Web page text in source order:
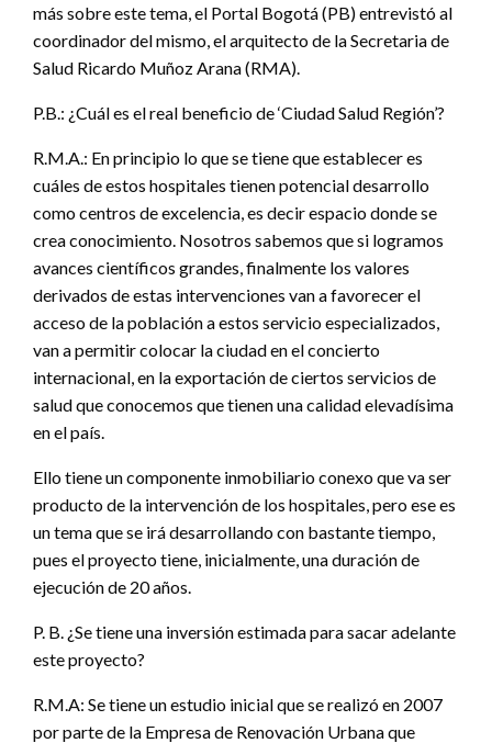
más sobre este tema, el Portal Bogotá (PB) entrevistó al
coordinador del mismo, el arquitecto de la Secretaria de
Salud Ricardo Muñoz Arana (RMA).
P.B.: ¿Cuál es el real beneficio de ‘Ciudad Salud Región’?
R.M.A.: En principio lo que se tiene que establecer es
cuáles de estos hospitales tienen potencial desarrollo
como centros de excelencia, es decir espacio donde se
crea conocimiento. Nosotros sabemos que si logramos
avances científicos grandes, finalmente los valores
derivados de estas intervenciones van a favorecer el
acceso de la población a estos servicio especializados,
van a permitir colocar la ciudad en el concierto
internacional, en la exportación de ciertos servicios de
salud que conocemos que tienen una calidad elevadísima
en el país.
Ello tiene un componente inmobiliario conexo que va ser
producto de la intervención de los hospitales, pero ese es
un tema que se irá desarrollando con bastante tiempo,
pues el proyecto tiene, inicialmente, una duración de
ejecución de 20 años.
P. B. ¿Se tiene una inversión estimada para sacar adelante
este proyecto?
R.M.A: Se tiene un estudio inicial que se realizó en 2007
por parte de la Empresa de Renovación Urbana que